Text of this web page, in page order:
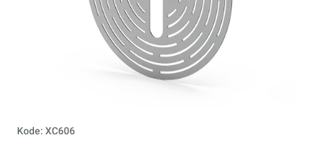
Kode: XC606